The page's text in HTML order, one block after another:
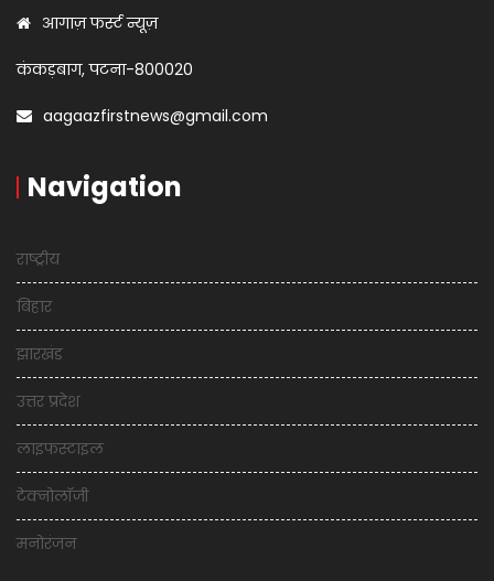
आगाज़ फर्स्ट न्यूज़
कंकड़बाग, पटना-800020
aagaazfirstnews@gmail.com
Navigation
राष्ट्रीय
बिहार
झारखंड
उत्तर प्रदेश
लाइफस्टाइल
टेक्नोलॉजी
मनोरंजन